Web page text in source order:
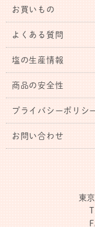
お買いもの
よくある質問
塩の生産情報
商品の安全性
プライバシーポリシ
お問い合わせ
東